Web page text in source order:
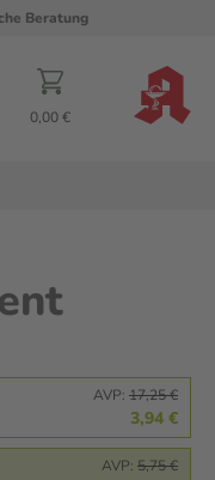
Beratung
0,00 €
AVP: 17,25 €
3,94 €
AVP: 5,75 €